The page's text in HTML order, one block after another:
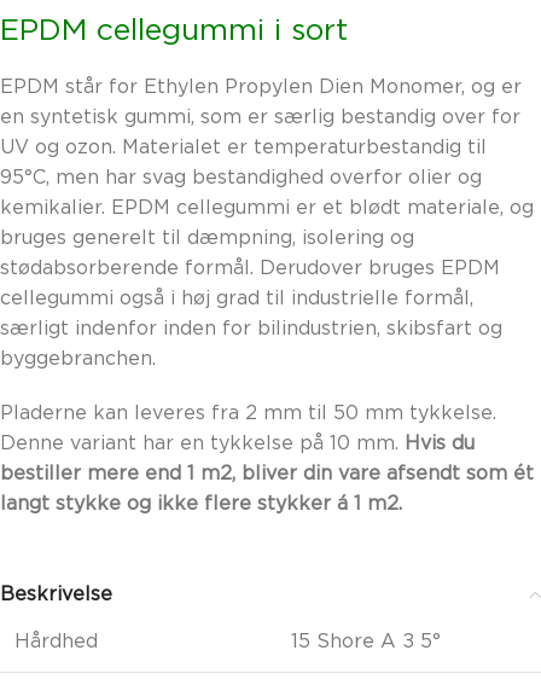
EPDM cellegummi i sort
EPDM står for Ethylen Propylen Dien Monomer, og er
en syntetisk gummi, som er særlig bestandig over for
UV og ozon. Materialet er temperaturbestandig til
95°C, men har svag bestandighed overfor olier og
kemikalier. EPDM cellegummi er et blødt materiale, og
bruges generelt til dæmpning, isolering og
stødabsorberende formål. Derudover bruges EPDM
cellegummi også i høj grad til industrielle formål,
særligt indenfor inden for bilindustrien, skibsfart og
byggebranchen.
Pladerne kan leveres fra 2 mm til 50 mm tykkelse.
Denne variant har en tykkelse på 10 mm. Hvis du
bestiller mere end 1 m2, bliver din vare afsendt som ét
langt stykke og ikke flere stykker á 1 m2.
Beskrivelse
Hårdhed 15 Shore A ± 5°